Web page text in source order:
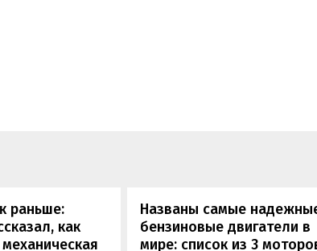
раньше:
как
Названы самые
бензиновые двигатели в
мире: список из 3